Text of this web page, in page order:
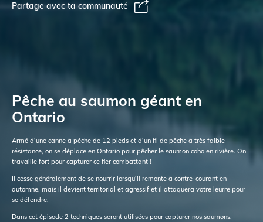
Partage avec ta communauté
Pêche au saumon géant en
Ontario
Armé d’une canne à pêche de 12 pieds et d’un fil de pêche à très faible
résistance, on se déplace en Ontario pour pêcher le saumon coho en rivière. On
travaille fort pour capturer ce fier combattant !
Il cesse généralement de se nourrir lorsqu’il remonte à contre-courant en
automne, mais il devient territorial et agressif et il attaquera votre leurre pour
se défendre.
Dans cet épisode 2 techniques seront utilisées pour capturer nos saumons.